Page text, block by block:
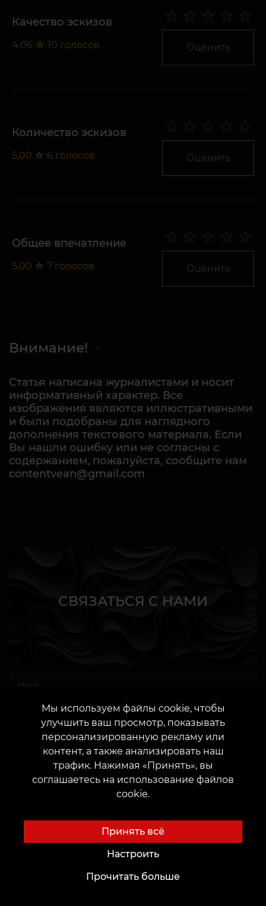
Качество эскизов
4,06 ☆ 10 голосов Оценить
Количество эскизов
5,00 ☆ 6 голосов Оценить
Общее впечатление
5,00 ☆ 7 голосов Оценить
Внимание!
Статья написана журналистами и носит
информативный характер. Все
изображения являются иллюстративными
и были подобраны для наглядного
дополнения текстового материала. Если
Вы нашли ошибку или не согласны с
содержанием, пожалуйста, сообщите нам
contentvean@gmail.com
СВЯЗАТЬСЯ С НАМИ
ИЛИ
данных
Мы используем файлы cookie, чтобы
улучшить ваш просмотр, показывать
персонализированную рекламу или
контент, а также анализировать наш
трафик. Нажимая «Принять», вы
соглашаетесь на использование файлов
cookie.
Принять всё
Настроить
Прочитать больше